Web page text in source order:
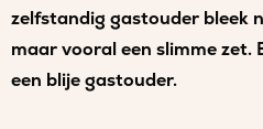
zelfstandig gastouder bleek
maar vooral een slimme zet.
een blije gastouder.